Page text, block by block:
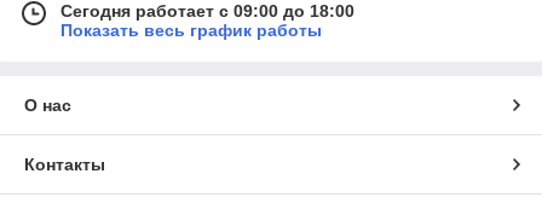
Сегодня работает с 09:00 до 18:00
Показать весь график работы
О нас
Контакты